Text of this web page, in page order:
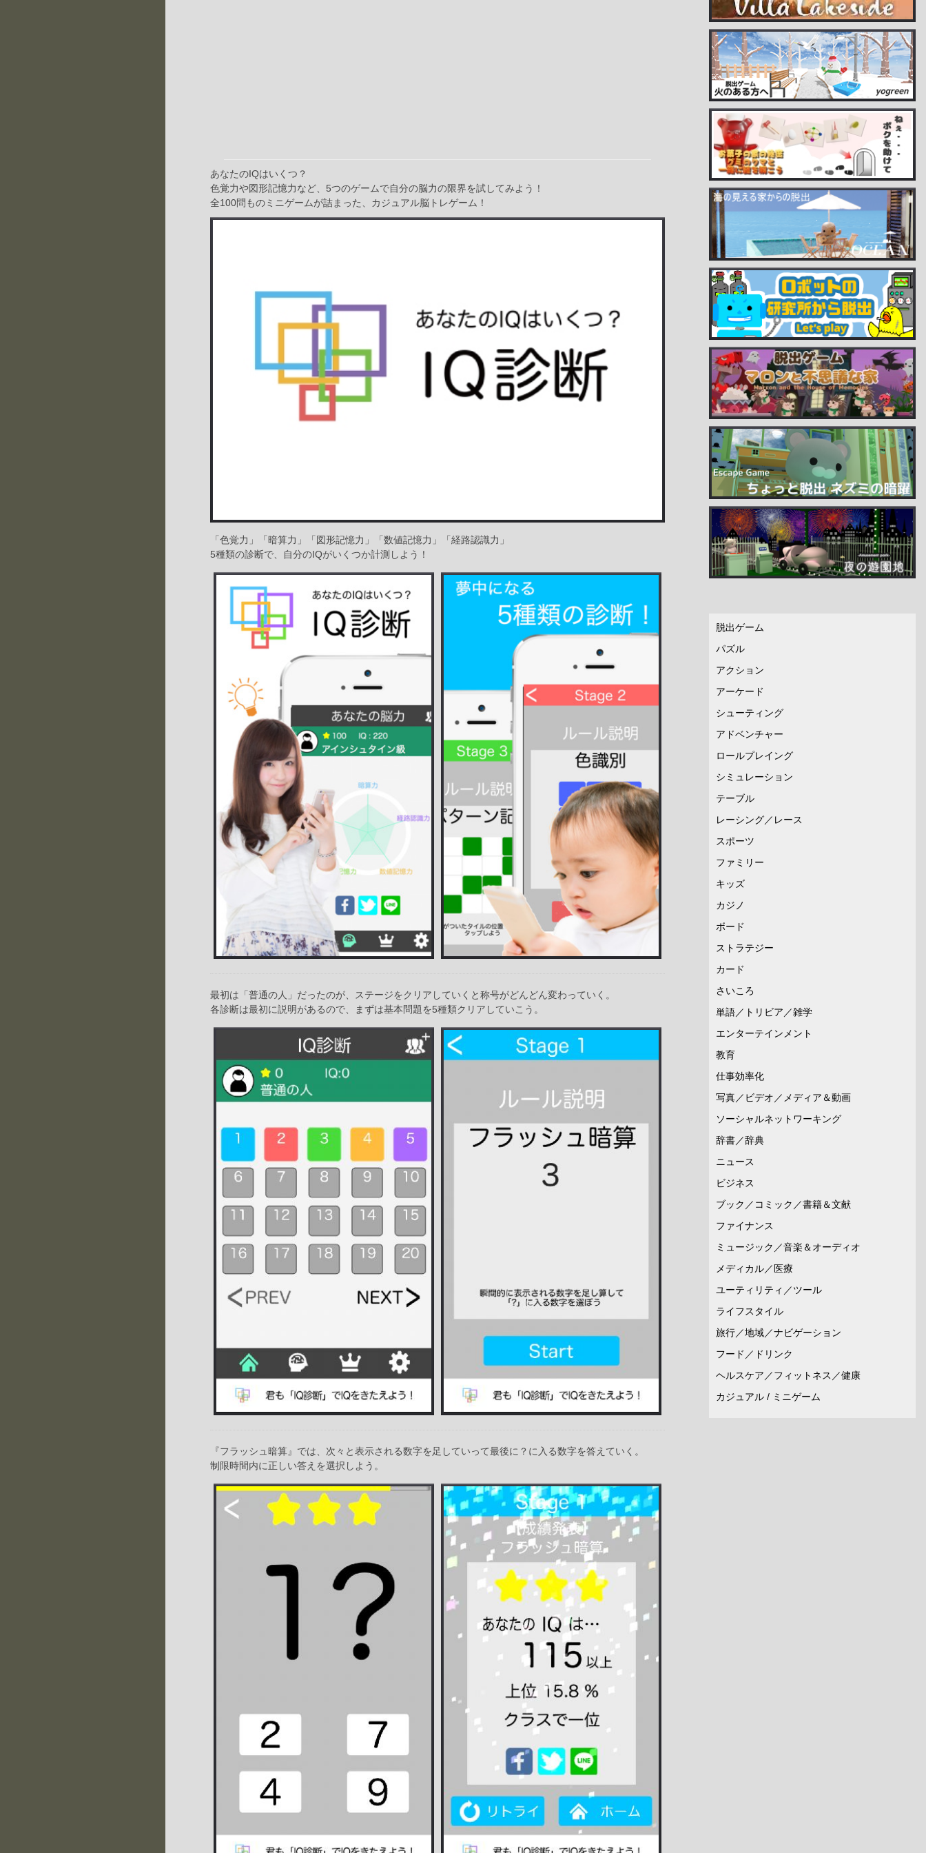
あなたのIQはいくつ？
色覚力や図形記憶力など、5つのゲームで自分の脳力の限界を試してみよう！
全100問ものミニゲームが詰まった、カジュアル脳トレゲーム！
「色覚力」「暗算力」「図形記憶力」「数値記憶力」「経路認識力」
5種類の診断で、自分のIQがいくつか計測しよう！
最初は「普通の人」だったのが、ステージをクリアしていくと称号がどんどん変わっていく。
各診断は最初に説明があるので、まずは基本問題を5種類クリアしていこう。
『フラッシュ暗算』では、次々と表示される数字を足していって最後に？に入る数字を答えていく。
制限時間内に正しい答えを選択しよう。
脱出ゲーム
パズル
アクション
アーケード
シューティング
アドベンチャー
ロールプレイング
シミュレーション
テーブル
レーシング／レース
スポーツ
ファミリー
キッズ
カジノ
ボード
ストラテジー
カード
さいころ
単語／トリビア／雑学
エンターテインメント
教育
仕事効率化
写真／ビデオ／メディア＆動画
ソーシャルネットワーキング
辞書／辞典
ニュース
ビジネス
ブック／コミック／書籍＆文献
ファイナンス
ミュージック／音楽＆オーディオ
メディカル／医療
ユーティリティ／ツール
ライフスタイル
旅行／地域／ナビゲーション
フード／ドリンク
ヘルスケア／フィットネス／健康
カジュアル / ミニゲーム